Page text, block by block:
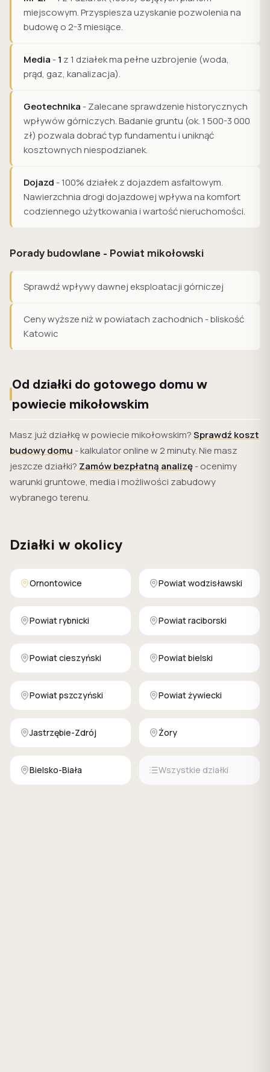
miejscowym. Przyspiesza uzyskanie pozwolenia na
budowę o 2-3 miesiące.
Media -1 z 1 działek ma pełne uzbrojenie (woda,
prąd, gaz, kanalizacja).
Geotechnika - Zalecane sprawdzenie historycznych
wpływów górniczych. Badanie gruntu (ok. 1 500-3 000
zł) pozwala dobrać typ fundamentu i uniknąć
kosztownych niespodzianek.
Dojazd - 100% działek z dojazdem asfaltowym.
Nawierzchnia drogi dojazdowej wpływa na komfort
codziennego użytkowania i wartość nieruchomości.
Porady budowlane - Powiat mikołowski
Sprawdź wpływy dawnej eksploatacji górniczej
Ceny wyższe niż w powiatach zachodnich - bliskość
Katowic
Od działki do gotowego domu w
powiecie mikołowskim
Masz już działkę w powiecie mikołowskim?Sprawdź koszt
budowy domu - kalkulator online w 2 minuty. Nie masz
jeszcze działki? Zamów bezpłatną analizę- ocenimy
warunki gruntowe, media i możliwości zabudowy
wybranego terenu.
Działki w okolicy
Ornontowice Powiat wodzisławski
Powiat rybnicki Powiat raciborski
Powiat cieszyński Powiat bielski
Powiat pszczyński Powiat żywiecki
Jastrzębie-Zdrój Żory
Bielsko-Biała Wszystkie działki